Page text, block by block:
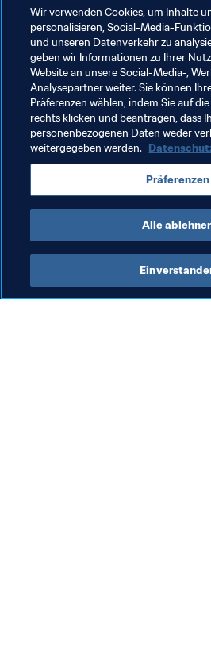
mit vier Toren in zwei Einsätzen
Englands in Gruppe G gegen
kommende Aufgaben geschont.
Schützlinge von Gareth
an. Falls die Engländer
Viertelfinale dann die Schweiz
solchen Weg durch das Turnier
gewünscht. Zudem hat der
Hotspur noch nie einen Hehl aus
individuellen Auszeichnungen
prestigeträchtigere als den
bei einer WM gibt es in der Welt
Wir verwenden Cookies, um Inhalte
personalisieren, Social-Media-
und unseren Datenverkehr zu
geben wir Informationen zu Ihrer
Website an unsere Social-Media-,
Analysepartner weiter. Sie können
Präferenzen wählen, indem Sie auf
rechts klicken und beantragen, dass
personenbezogenen Daten weder
weitergegeben werden.
Präferenzen
Alle